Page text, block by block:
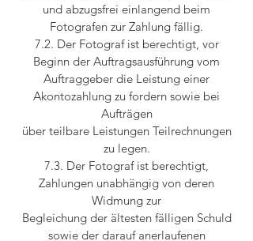
und abzugsfrei einlangend beim
Fotografen zur Zahlung fällig.
7.2. Der Fotograf ist berechtigt, vor
Beginn der Auftragsausführung vom
Auftraggeber die Leistung einer
Akontozahlung zu fordern sowie bei
Aufträgen
über teilbare Leistungen Teilrechnungen
zu legen.
7.3. Der Fotograf ist berechtigt,
Zahlungen unabhängig von deren
Widmung zur
Begleichung der ältesten fälligen Schuld
sowie der darauf anerlaufenen